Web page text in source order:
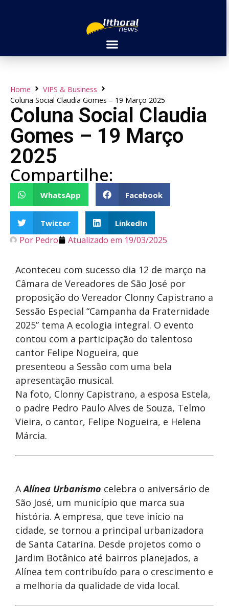
Home
VIPS & Business
Coluna Social Claudia Gomes – 19 Março 2025
Coluna Social Claudia
Gomes – 19 Março
2025
Compartilhe:
WhatsApp Facebook
Twitter LinkedIn
Por Pedro Atualizado em 19/03/2025
Aconteceu com sucesso dia 12 de março na
Câmara de Vereadores de São José por
proposição do Vereador Clonny Capistrano a
Sessão Especial “Campanha da Fraternidade
2025” tema A ecologia integral. O evento
contou com a participação do talentoso
cantor Felipe Nogueira, que
presenteou a Sessão com uma bela
apresentação musical.
Na foto, Clonny Capistrano, a esposa Estela,
o padre Pedro Paulo Alves de Souza, Telmo
Vieira, o cantor, Felipe Nogueira, e Helena
Márcia.
AAlínea Urbanismo celebra o aniversário de
São José, um município que marca sua
história. A empresa, que teve início na
cidade, se tornou a principal urbanizadora
de Santa Catarina. Desde projetos como o
Jardim Botânico até bairros planejados, a
Alínea tem contribuído para o crescimento e
a melhoria da qualidade de vida local.